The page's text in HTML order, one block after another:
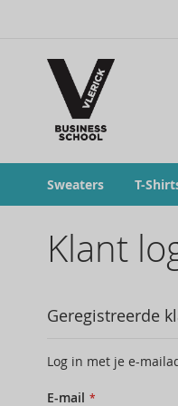
Sweaters T-
Klant
Geregistreerde
Log in met je e-
E-mail